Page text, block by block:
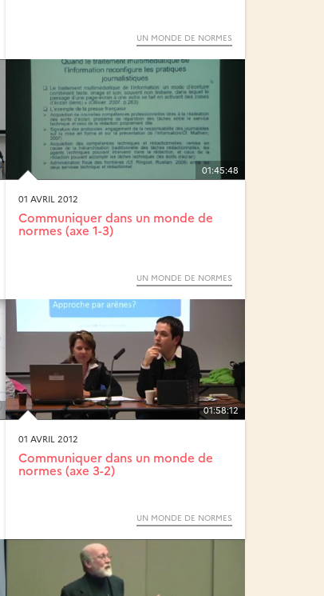
UN MONDE DE NORMES
01:45:48
01 AVRIL 2012
Communiquer dans un monde de
normes (axe 1-3)
UN MONDE DE NORMES
01:58:12
01 AVRIL 2012
Communiquer dans un monde de
normes (axe 3-2)
UN MONDE DE NORMES